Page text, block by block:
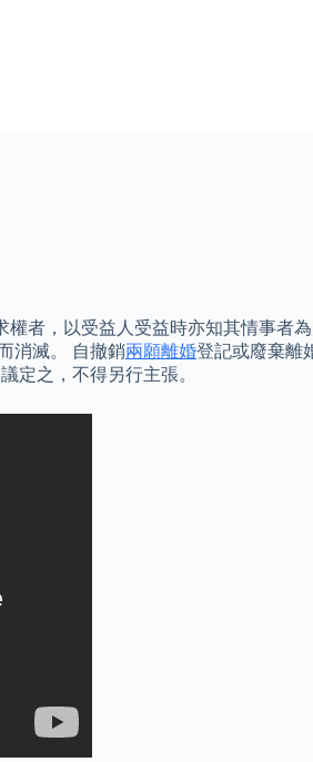
者，以受益人受益時亦知其情事者
消滅。 自撤銷兩願離婚登記或廢棄離
定之，不得另行主張。